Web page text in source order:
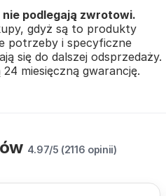
podlegają zwrotowi.
gdyż są to produkty
potrzeby i specyficzne
się do dalszej odsprzedaży.
miesięczną gwarancję.
4.97/5 (2116 opinii)